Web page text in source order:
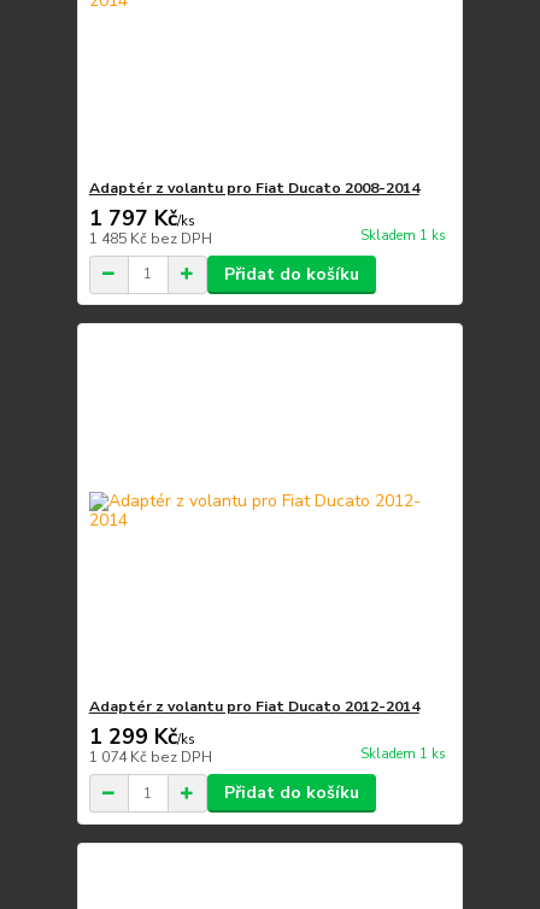
Adaptér z volantu pro Fiat Ducato 2008-2014
1 797 Kč/ks
1 485 Kč bez DPH Skladem 1 ks
Přidat do košíku
Adaptér z volantu pro Fiat Ducato 2012-2014
1 299 Kč/ks
1 074 Kč bez DPH Skladem 1 ks
Přidat do košíku